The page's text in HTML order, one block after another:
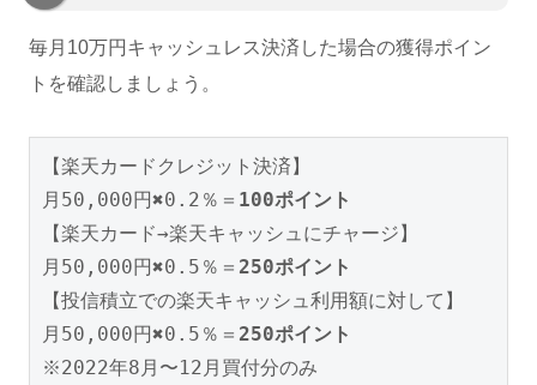
毎月10万円キャッシュレス決済した場合の獲得ポイン
トを確認しましょう。
【楽天カードクレジット決済】
月50,000円✖️0.2％＝ 100ポイント
【楽天カード→楽天キャッシュにチャージ】
月50,000円✖️0.5％＝ 250ポイント
【投信積立での楽天キャッシュ利用額に対して】
月50,000円✖️0.5％＝ 250ポイント
※2022年8月〜12月買付分のみ